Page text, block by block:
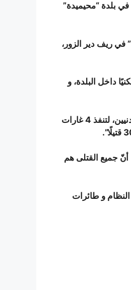
2016 مجزرة بحق المدنيين في بلدة “محيميدة”
في ريف دير الزور،
داخل البلدة، و
و أضاف:”تحيّنت الطائرات الروسية وقت الذروة في المدينة، و الذي تنشط فيه حركة المدنيين، لتنفذ 4 غارات
أنّ جميع القتلى هم
و طائرات